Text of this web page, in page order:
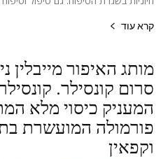
קרא עוד
מותג האיפור מייבלין
סרום קונסילר.
המעניק כיסוי מלא
פורמולה המועשרת
וקפאין